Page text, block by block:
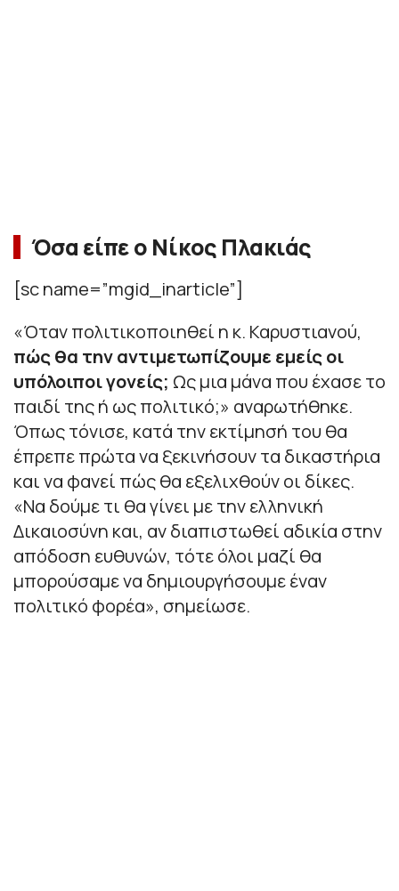
Όσα είπε ο Νίκος Πλακιάς
[sc name=”mgid_inarticle”]
«Όταν πολιτικοποιηθεί η κ. Καρυστιανού,
πώς θα την αντιμετωπίζουμε εμείς οι
υπόλοιποι γονείς; Ως μια μάνα που έχασε το
παιδί της ή ως πολιτικό;» αναρωτήθηκε.
Όπως τόνισε, κατά την εκτίμησή του θα
έπρεπε πρώτα να ξεκινήσουν τα δικαστήρια
και να φανεί πώς θα εξελιχθούν οι δίκες.
«Να δούμε τι θα γίνει με την ελληνική
Δικαιοσύνη και, αν διαπιστωθεί αδικία στην
απόδοση ευθυνών, τότε όλοι μαζί θα
μπορούσαμε να δημιουργήσουμε έναν
πολιτικό φορέα», σημείωσε.